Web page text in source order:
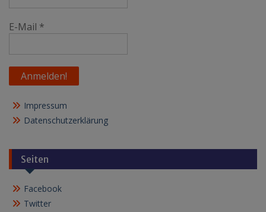
E-Mail *
Impressum
Datenschutzerklärung
Seiten
Facebook
Twitter